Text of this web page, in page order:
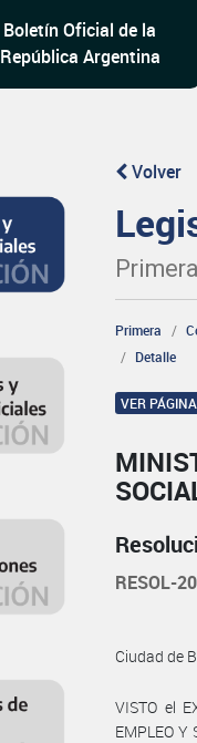
Boletín Oficial de la
República Argentina
Volver
Primera
Detalle
VER
RESOL-
Ciudad de
VISTO el
EMPLEO Y